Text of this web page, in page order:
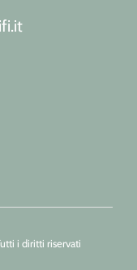
i diritti riservati